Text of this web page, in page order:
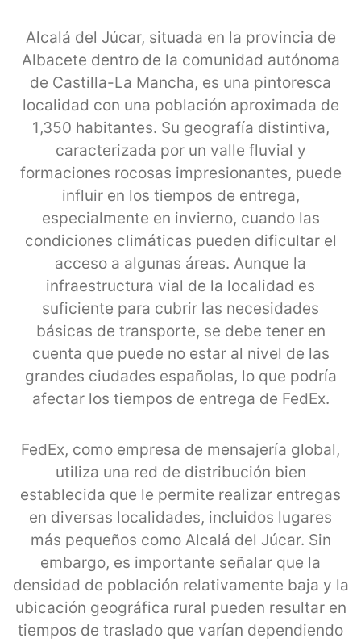
Alcalá del Júcar, situada en la provincia de
Albacete dentro de la comunidad autónoma
de Castilla-La Mancha, es una pintoresca
localidad con una población aproximada de
1,350 habitantes. Su geografía distintiva,
caracterizada por un valle fluvial y
formaciones rocosas impresionantes, puede
influir en los tiempos de entrega,
especialmente en invierno, cuando las
condiciones climáticas pueden dificultar el
acceso a algunas áreas. Aunque la
infraestructura vial de la localidad es
suficiente para cubrir las necesidades
básicas de transporte, se debe tener en
cuenta que puede no estar al nivel de las
grandes ciudades españolas, lo que podría
afectar los tiempos de entrega de FedEx.
FedEx, como empresa de mensajería global,
utiliza una red de distribución bien
establecida que le permite realizar entregas
en diversas localidades, incluidos lugares
más pequeños como Alcalá del Júcar. Sin
embargo, es importante señalar que la
densidad de población relativamente baja y la
ubicación geográfica rural pueden resultar en
tiempos de traslado que varían dependiendo